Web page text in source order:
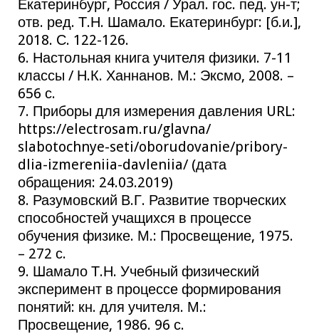
Екатеринбург, Россия / Урал. гос. пед. ун-т;
отв. ред. Т.Н. Шамало. Екатеринбург: [б.и.],
2018. С. 122-126.
6. Настольная книга учителя физики. 7-11
классы / Н.К. Ханнанов. М.: Эксмо, 2008. –
656 с.
7. Приборы для измерения давления URL:
https://electrosam.ru/glavna/
slabotochnye-seti/oborudovanie/pribory-
dlia-izmereniia-davleniia/ (дата
обращения: 24.03.2019)
8. Разумовский В.Г. Развитие творческих
способностей учащихся в процессе
обучения физике. М.: Просвещение, 1975.
– 272 с.
9. Шамало Т.Н. Учебный физический
эксперимент в процессе формирования
понятий: кн. для учителя. М.:
Просвещение, 1986. 96 с.